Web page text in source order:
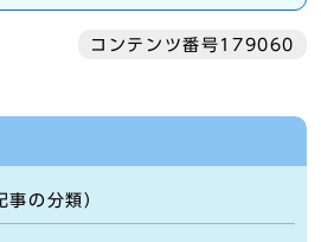
コンテンツ番号179060
事の分類）